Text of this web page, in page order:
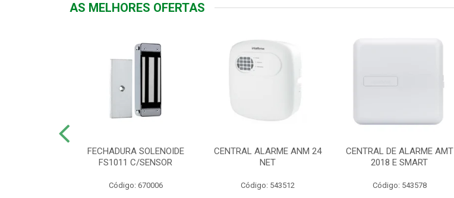
AS MELHORES OFERTAS
FECHADURA SOLENOIDE
FS1011 C/SENSOR
Código: 670006
CENTRAL ALARME ANM 24
NET
Código: 543512
CENTRAL DE ALARME AMT
2018 E SMART
Código: 543578